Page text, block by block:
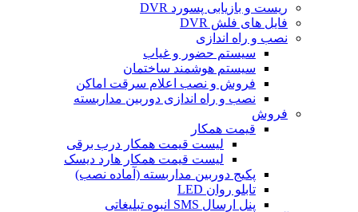
ریست و بازیابی پسورد DVR
فایل های فلش DVR
نصب و راه اندازی
سیستم حضور و غیاب
سیستم هوشمند ساختمان
فروش و نصب اعلام سرقت اماکن
نصب و راه اندازی دوربین مداربسته
فروش
قیمت همکار
لیست قیمت همکار درب برقی
لیست قیمت همکار هارد دیسک
پکیج دوربین مداربسته (آماده نصب)
تابلو روان LED
پنل ارسال SMS انبوه تبلیغاتی